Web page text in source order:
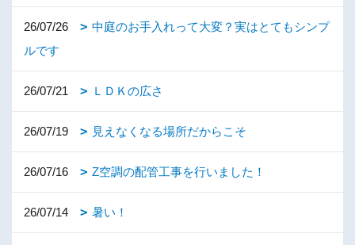
26/07/26
中庭のお手入れって大変？実はとてもシンプ
ルです
26/07/21 ＬＤＫの広さ
26/07/19 見えなくなる場所だからこそ
26/07/16 Z空調の配管工事を行いました！
26/07/14 暑い！